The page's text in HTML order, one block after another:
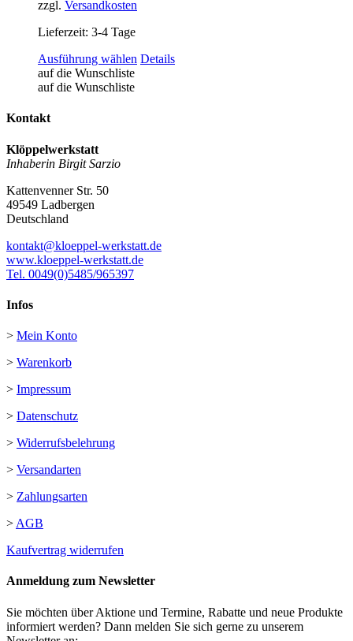
zzgl. Versandkosten
Lieferzeit: 3-4 Tage
Ausführung wählen Dieses
werden
Details
auf die Wunschliste
auf die Wunschliste
Kontakt
Klöppelwerkstatt
Inhaberin Birgit Sarzio
Kattenvenner Str. 50
49549 Ladbergen
Deutschland
kontakt@kloeppel-werkstatt.de
www.kloeppel-werkstatt.de
Tel. 0049(0)5485/965397
Infos
> Mein Konto
> Warenkorb
> Impressum
> Datenschutz
> Widerrufsbelehrung
> Versandarten
> Zahlungsarten
> AGB
Kaufvertrag widerrufen
Anmeldung zum Newsletter
Sie möchten über Aktione und Termine, Rabatte und neue Produkte
informiert werden? Dann melden Sie sich gerne zu unserem